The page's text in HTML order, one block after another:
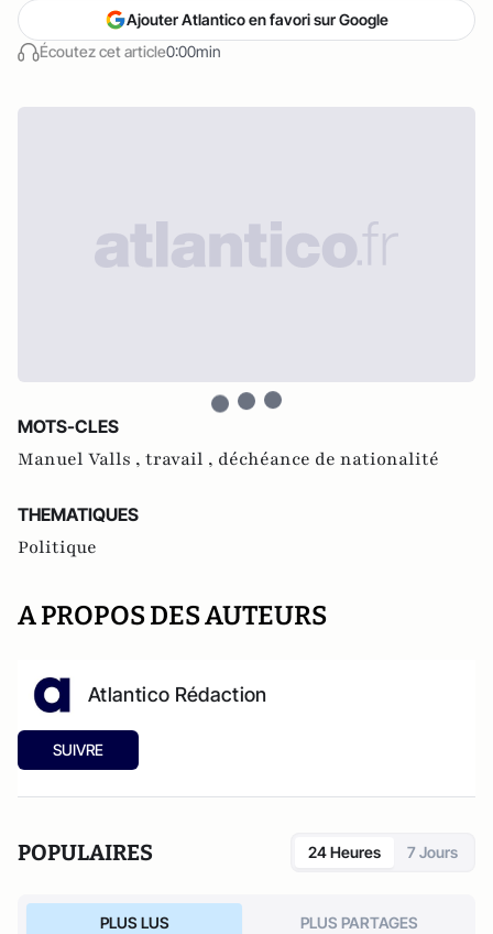
Écoutez cet article0:00min
Ajouter Atlantico en favori sur Google
MOTS-CLES
Manuel Valls , travail , déchéance de nationalité
THEMATIQUES
Politique
A PROPOS DES AUTEURS
Atlantico Rédaction
SUIVRE
POPULAIRES 24 Heures 7 Jours
PLUS LUS PLUS PARTAGES